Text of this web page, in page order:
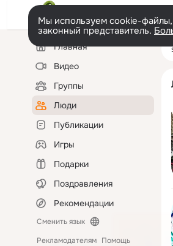
Мы используем cookie-файлы,
законный представитель.
Левая
колонкаГлавная
Видео
Группы
Люди
Публикации
Игры
Подарки
Поздравления
Рекомендации
Сменить язык
Рекламодателям Помощь